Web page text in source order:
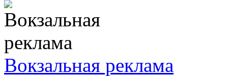
Вокзальная реклама